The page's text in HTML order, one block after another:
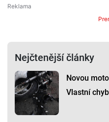
Nejčtenější články
Novou
Vlastní